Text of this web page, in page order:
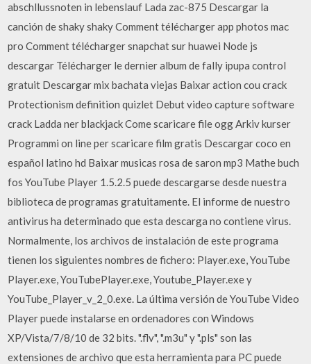
abschllussnoten in lebenslauf Lada zac-875 Descargar la
canción de shaky shaky Comment télécharger app photos mac
pro Comment télécharger snapchat sur huawei Node js
descargar Télécharger le dernier album de fally ipupa control
gratuit Descargar mix bachata viejas Baixar action cou crack
Protectionism definition quizlet Debut video capture software
crack Ladda ner blackjack Come scaricare file ogg Arkiv kurser
Programmi on line per scaricare film gratis Descargar coco en
español latino hd Baixar musicas rosa de saron mp3 Mathe buch
fos YouTube Player 1.5.2.5 puede descargarse desde nuestra
biblioteca de programas gratuitamente. El informe de nuestro
antivirus ha determinado que esta descarga no contiene virus.
Normalmente, los archivos de instalación de este programa
tienen los siguientes nombres de fichero: Player.exe, YouTube
Player.exe, YouTubePlayer.exe, Youtube_Player.exe y
YouTube_Player_v_2_0.exe. La última versión de YouTube Video
Player puede instalarse en ordenadores con Windows
XP/Vista/7/8/10 de 32 bits. ".flv", ".m3u" y ".pls" son las
extensiones de archivo que esta herramienta para PC puede